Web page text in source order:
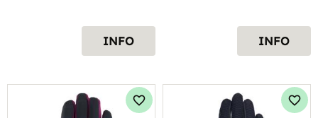
INFO INFO
Lägg till i favoriter